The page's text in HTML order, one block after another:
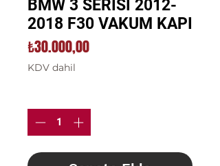
BMW 3 SERİSİ 2012-
2018 F30 VAKUM KAPI
₺30.000,00Fiyat
KDV dahil